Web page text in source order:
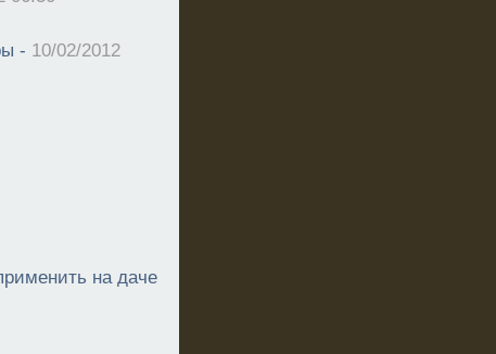
- 10/02/2012
на даче